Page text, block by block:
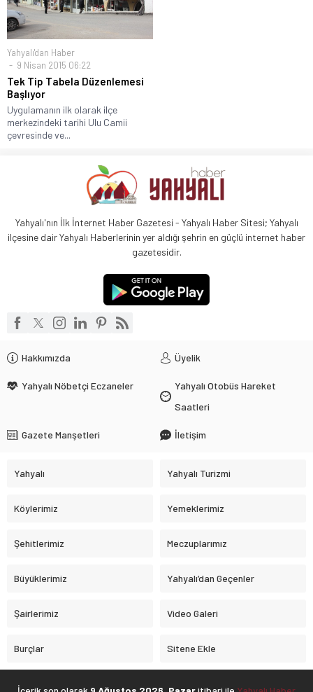
Yahyalı'dan Haber
9 Nisan 2015 06:22
Tek Tip Tabela Düzenlemesi
Başlıyor
Uygulamanın ilk olarak ilçe
merkezindeki tarihi Ulu Camii
çevresinde ve...
Yahyalı'nın İlk İnternet Haber Gazetesi - Yahyalı Haber Sitesi; Yahyalı
ilçesine dair Yahyalı Haberlerinin yer aldığı şehrin en güçlü internet haber
gazetesidir.
Hakkımızda Üyelik
Yahyalı Nöbetçi Eczaneler
Yahyalı Otobüs Hareket
Saatleri
Gazete Manşetleri İletişim
Yahyalı Yahyalı Turizmi
Köylerimiz Yemeklerimiz
Şehitlerimiz Meczuplarımız
Büyüklerimiz Yahyalı’dan Geçenler
Şairlerimiz Video Galeri
Burçlar Sitene Ekle